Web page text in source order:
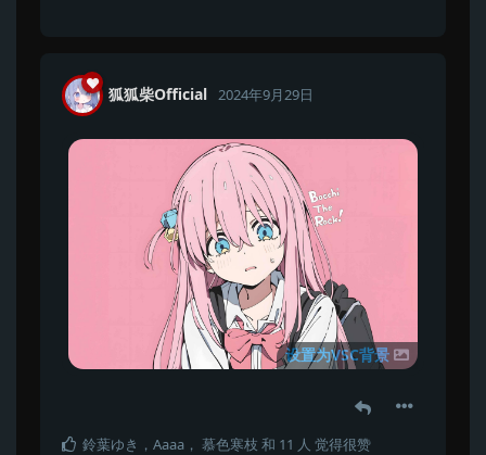
狐狐柴Official 2024年9月29日
设置为VSC背景
鈴葉ゆき ， Aaaa ， 慕色寒枝 和 11 人 觉得很赞